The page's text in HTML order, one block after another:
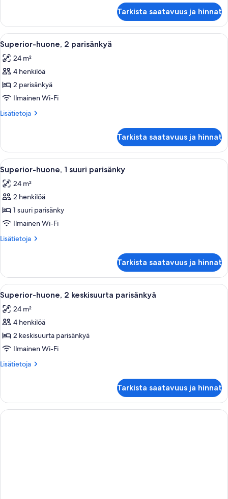
suuri
parisänky
ja
vuodesohva,
kulmassa
Tarkista saatavuus ja hinnat
Avaa
kaikki
huonetyypin
Superior-
huone,
2
parisänkyä
Hotellihuone, jossa on kaksi
5
Superior-huone, 2 parisänkyä
24 m²
4 henkilöä
2 parisänkyä
Ilmainen Wi-Fi
Lisätietoja
Lisätietoja
2
parisänkyä
Tarkista saatavuus ja hinnat
Avaa
kaikki
huonetyypin
Superior-
huone,
1
suuri
parisänky
Hotellihuone, jossa on suuri sänky,
4
Superior-huone, 1 suuri parisänky
24 m²
2 henkilöä
1 suuri parisänky
Ilmainen Wi-Fi
Lisätietoja
Lisätietoja
1
suuri
parisänky
Tarkista saatavuus ja hinnat
Avaa
kaikki
huonetyypin
Superior-
huone,
2
keskisuurta
parisänkyä
Hotellihuone, jossa on kaksi
7
Superior-huone, 2 keskisuurta parisänkyä
24 m²
4 henkilöä
2 keskisuurta parisänkyä
Ilmainen Wi-Fi
Lisätietoja
Lisätietoja
2
keskisuurta
parisänkyä
Tarkista saatavuus ja hinnat